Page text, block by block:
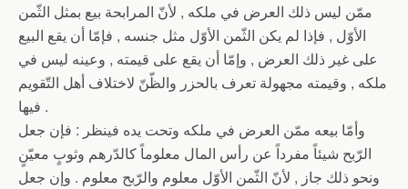
ممّن ليس ذلك العرض في ملكه , لأنّ المرابحة بيع بمثل الثّمن
الأوّل , فإذا لم يكن الثّمن الأوّل مثل جنسه , فإمّا أن يقع البيع
على غير ذلك العرض , وإمّا أن يقع على قيمته , وعينه ليس في
ملكه , وقيمته مجهولة تعرف بالحزر والظّنّ لاختلاف أهل التّقويم
فيها .
وأمّا بيعه ممّن العرض في ملكه وتحت يده فينظر : فإن جعل
الرّبح شيئاً مفرداً عن رأس المال معلوماً كالدّرهم وثوبٍ معيّنٍ
ونحو ذلك جاز , لأنّ الثّمن الأوّل معلوم والرّبح معلوم . وإن جعل